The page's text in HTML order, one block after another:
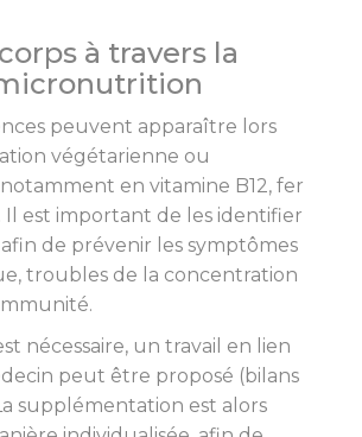
à travers la
peuvent apparaître lors
végétarienne ou
en vitamine B12, fer
Il est important de les identifier
de prévenir les symptômes
troubles de la concentration
nécessaire, un travail en lien
peut être proposé (bilans
supplémentation est alors